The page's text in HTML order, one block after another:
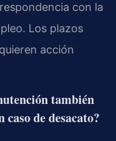
con la
Los plazos
acción
también
de desacato?